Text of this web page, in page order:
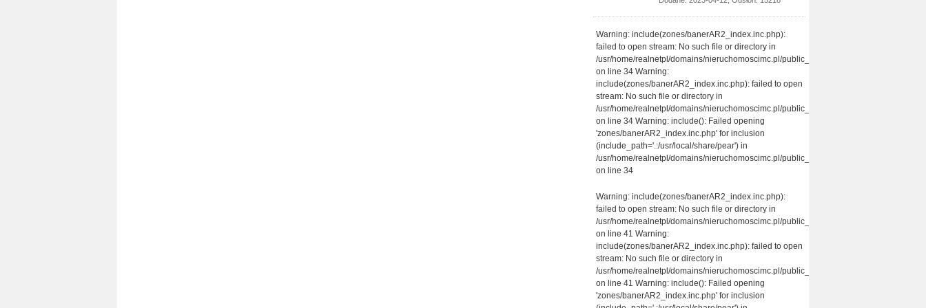
Warning: include(zones/banerAR2_index.inc.php):
failed to open stream: No such file or directory in
/usr/home/realnetpl/domains/nieruchomoscimc.pl/public_html/themes/nieruchomosci/
on line 34 Warning:
include(zones/banerAR2_index.inc.php): failed to open
stream: No such file or directory in
/usr/home/realnetpl/domains/nieruchomoscimc.pl/public_html/themes/nieruchomosci/
on line 34 Warning: include(): Failed opening
'zones/banerAR2_index.inc.php' for inclusion
(include_path='.:/usr/local/share/pear') in
/usr/home/realnetpl/domains/nieruchomoscimc.pl/public_html/themes/nieruchomosci/
on line 34
Warning: include(zones/banerAR2_index.inc.php):
failed to open stream: No such file or directory in
/usr/home/realnetpl/domains/nieruchomoscimc.pl/public_html/themes/nieruchomosci/
on line 41 Warning:
include(zones/banerAR2_index.inc.php): failed to open
stream: No such file or directory in
/usr/home/realnetpl/domains/nieruchomoscimc.pl/public_html/themes/nieruchomosci/
on line 41 Warning: include(): Failed opening
'zones/banerAR2_index.inc.php' for inclusion